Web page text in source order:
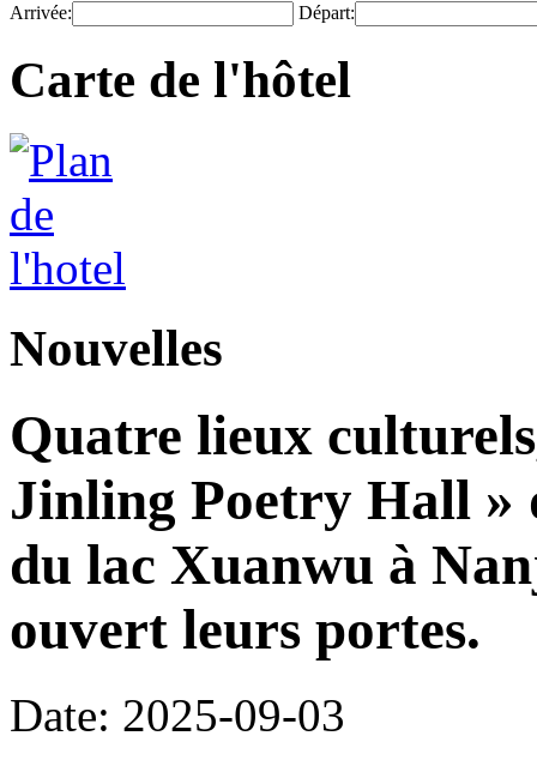
Arrivée: Départ:
Carte de l'hôtel
Nouvelles
Quatre lieux
Jinling Poetry Hall »
du lac Xuanwu à
ouvert leurs portes.
Date: 2025-09-03